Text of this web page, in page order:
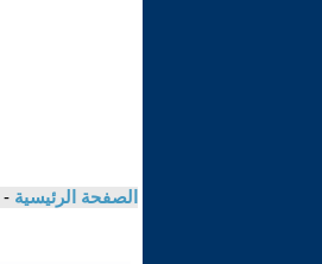
الصفحة الرئيسية -